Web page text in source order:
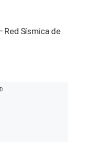
Red Sísmica de